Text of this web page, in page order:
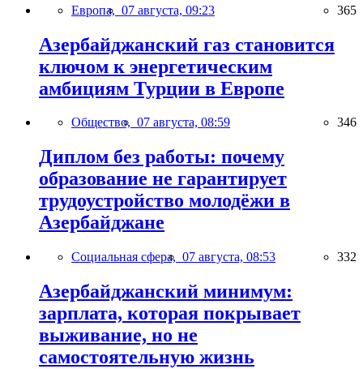
Европа, 07 августа, 09:23 365
Азербайджанский газ становится
ключом к энергетическим
амбициям Турции в Европе
Общество, 07 августа, 08:59 346
Диплом без работы: почему
образование не гарантирует
трудоустройство молодёжи в
Азербайджане
Социальная сфера, 07 августа, 08:53 332
Азербайджанский минимум:
зарплата, которая покрывает
выживание, но не
самостоятельную жизнь